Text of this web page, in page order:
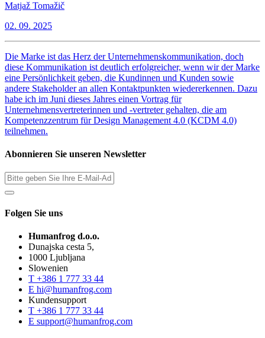
Matjaž Tomažič
02. 09. 2025
Die Marke ist das Herz der Unternehmenskommunikation, doch
diese Kommunikation ist deutlich erfolgreicher, wenn wir der Marke
eine Persönlichkeit geben, die Kundinnen und Kunden sowie
andere Stakeholder an allen Kontaktpunkten wiedererkennen. Dazu
habe ich im Juni dieses Jahres einen Vortrag für
Unternehmensvertreterinnen und -vertreter gehalten, die am
Kompetenzzentrum für Design Management 4.0 (KCDM 4.0)
teilnehmen.
Abonnieren Sie unseren Newsletter
Folgen Sie uns
Humanfrog d.o.o.
Dunajska cesta 5,
1000 Ljubljana
Slowenien
T +386 1 777 33 44
E hi@humanfrog.com
Kundensupport
T +386 1 777 33 44
E support@humanfrog.com